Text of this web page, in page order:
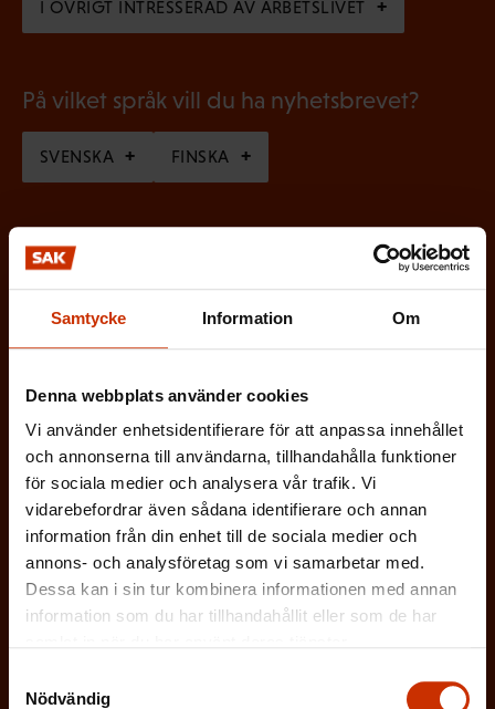
Samtycke Information Om
Denna webbplats använder cookies
Vi använder enhetsidentifierare för att anpassa innehållet
och annonserna till användarna, tillhandahålla funktioner
för sociala medier och analysera vår trafik. Vi
vidarebefordrar även sådana identifierare och annan
information från din enhet till de sociala medier och
annons- och analysföretag som vi samarbetar med.
Dessa kan i sin tur kombinera informationen med annan
information som du har tillhandahållit eller som de har
Nödvändig
k
)
I ÖVRIGT INTRESSERAD AV ARBETSLIVET
På vilket språk vill du ha nyhetsbrevet?
SVENSKA FINSKA
Jag godkänner att mina uppgifter sparas och
dataskyddsbeskrivningen för
kommunikationsregister*